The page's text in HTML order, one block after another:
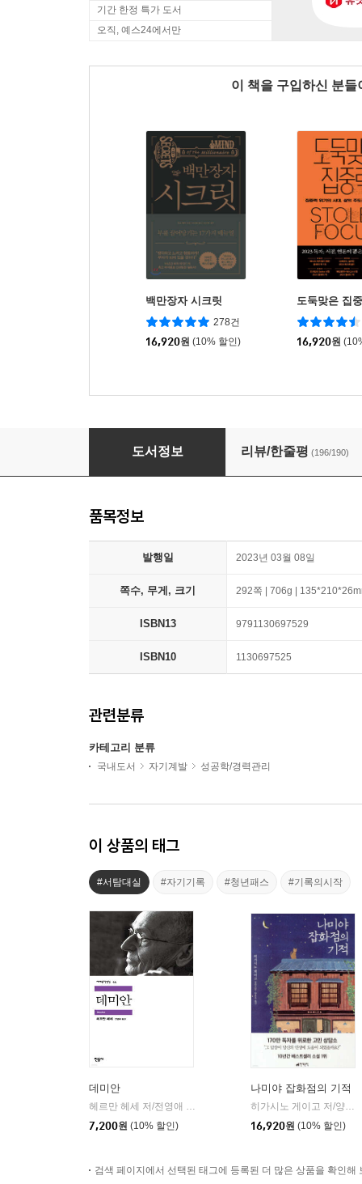
기간 한정 특가 도서
오직, 예스24에서만
이 책을 구입하신 분
백만장자 시크릿
278건
16,920원 (10% 할인)
도둑맞은 집
16,920원
거인의 노트 (10만 부 기념 뉴 에디션)
도서정보 리뷰/한줄평 (196/190)
품목정보
발행일 2023년 03월 08일
쪽수, 무게, 크기 292쪽 | 706g |
ISBN13 9791130697529
ISBN10 1130697525
관련분류
카테고리 분류
국내도서 자기계발 성공학/경력관리
이 상품의 태그
#서탐대실 #자기기록 #청년패스 #기록의시작
데미안
헤르만 헤세 저/전영애 역
7,200원 (10% 할인)
나미야 잡화점의 기적
히가시노 게이고 저/양윤옥 역
16,920원 (10% 할인)
검색 페이지에서 선택된 태그에 등록된 더 많은 상품을 확인해